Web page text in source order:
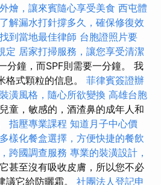
燴，讓來賓隨心享受美食 西屯體
解漏水打針撐多久，確保修復效
到當地最佳律師 台胞證照片要
定 居家打掃服務，讓您享受清潔
分鐘，而SPF則需要一分鐘。 我
格式顆粒的信息。 菲律賓簽證辦
潢風格，隨心所欲變換 高雄台胞
童，敏感的，酒渣鼻的成年人和
指壓專業課程 知道月子中心價
多樣化餐盒選擇，方便快捷的餐飲
跨國調查服務 專業的裝潢設計，
甚至沒有吸收皮膚，所以您不必
議它給防曬霜。 社團法人登記申